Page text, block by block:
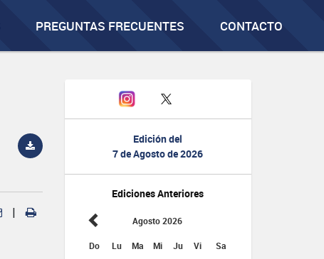
PREGUNTAS FRECUENTES CONTACTO
Edición del
7 de Agosto de 2026
Ediciones Anteriores
Agosto 2026
Do Lu Ma Mi Ju Vi Sa
|